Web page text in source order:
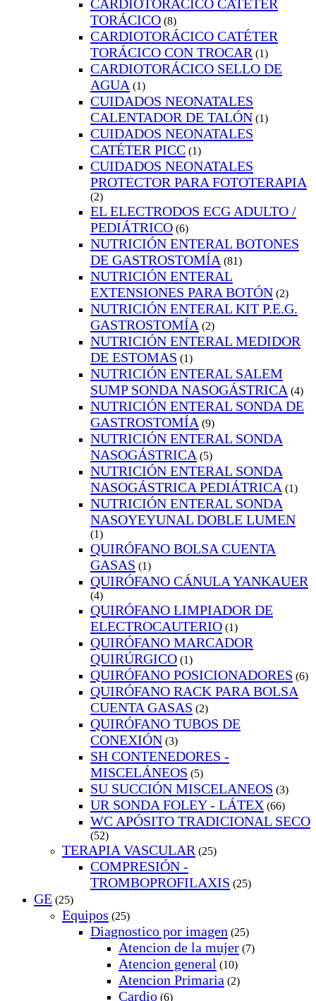
CARDIOTORÁCICO CATÉTER
TORÁCICO (8)
CARDIOTORÁCICO CATÉTER
TORÁCICO CON TROCAR (1)
CARDIOTORÁCICO SELLO DE
AGUA (1)
CUIDADOS NEONATALES
CALENTADOR DE TALÓN (1)
CUIDADOS NEONATALES
CATÉTER PICC (1)
CUIDADOS NEONATALES
PROTECTOR PARA FOTOTERAPIA
(2)
EL ELECTRODOS ECG ADULTO /
PEDIÁTRICO (6)
NUTRICIÓN ENTERAL BOTONES
DE GASTROSTOMÍA (81)
NUTRICIÓN ENTERAL
EXTENSIONES PARA BOTÓN (2)
NUTRICIÓN ENTERAL KIT P.E.G.
GASTROSTOMÍA (2)
NUTRICIÓN ENTERAL MEDIDOR
DE ESTOMAS (1)
NUTRICIÓN ENTERAL SALEM
SUMP SONDA NASOGÁSTRICA (4)
NUTRICIÓN ENTERAL SONDA DE
GASTROSTOMÍA (9)
NUTRICIÓN ENTERAL SONDA
NASOGÁSTRICA (5)
NUTRICIÓN ENTERAL SONDA
NASOGÁSTRICA PEDIÁTRICA (1)
NUTRICIÓN ENTERAL SONDA
NASOYEYUNAL DOBLE LUMEN
(1)
QUIRÓFANO BOLSA CUENTA
GASAS (1)
QUIRÓFANO CÁNULA YANKAUER
(4)
QUIRÓFANO LIMPIADOR DE
ELECTROCAUTERIO (1)
QUIRÓFANO MARCADOR
QUIRÚRGICO (1)
QUIRÓFANO POSICIONADORES (6)
QUIRÓFANO RACK PARA BOLSA
CUENTA GASAS (2)
QUIRÓFANO TUBOS DE
CONEXIÓN (3)
SH CONTENEDORES -
MISCELÁNEOS (5)
SU SUCCIÓN MISCELANEOS (3)
UR SONDA FOLEY - LÁTEX (66)
WC APÓSITO TRADICIONAL SECO
(52)
TERAPIA VASCULAR (25)
COMPRESIÓN -
TROMBOPROFILAXIS (25)
GE (25)
Equipos (25)
Diagnostico por imagen (25)
Atencion de la mujer (7)
Atencion general (10)
Atencion Primaria (2)
Cardio (6)